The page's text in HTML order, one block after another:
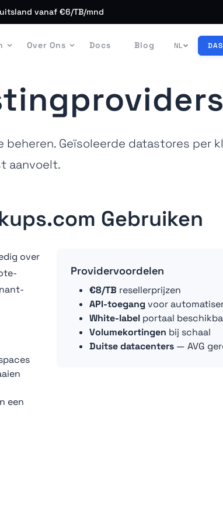
vanaf €6/TB/mnd
NL
Over Ons Docs Blog
Geïsoleerde datastores per
aanvoelt.
Gebruiken
over
een
Providervoordelen
€8/TB resellerprijzen
API-toegang voor
White-label portaal
Volumekortingen bij schaal
Duitse datacenters — AVG